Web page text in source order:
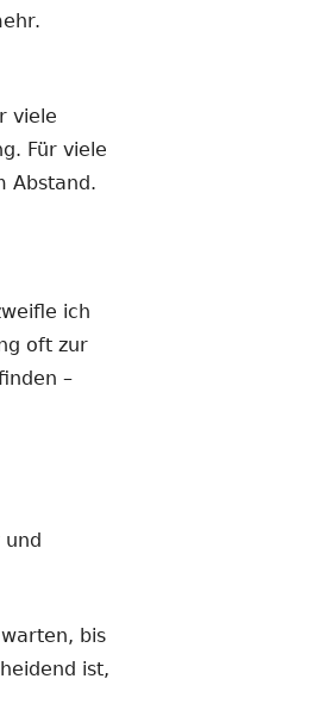
viele
Für viele
Abstand.
ich
oft zur
–
und
bis
ist,